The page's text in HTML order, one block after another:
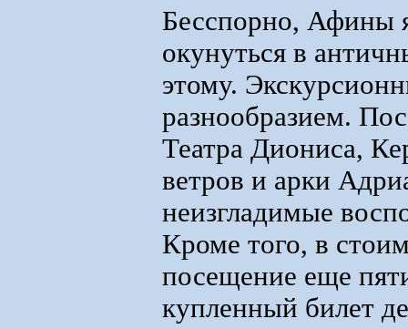
Бесспорно, Афины
окунуться в
этому.
разнообразием.
Театра Диониса,
ветров и арки
неизгладимые
Кроме того, в
посещение еще
купленный билет